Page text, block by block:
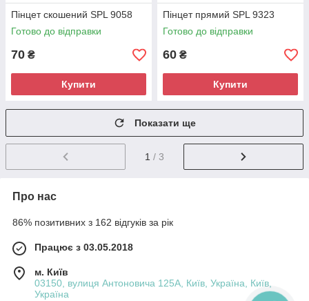
Пінцет скошений SPL 9058
Готово до відправки
70 ₴
Купити
Пінцет прямий SPL 9323
Готово до відправки
60 ₴
Купити
Показати ще
1 / 3
Про нас
86% позитивних з 162 відгуків за рік
Працює з 03.05.2018
м. Київ
03150, вулиця Антоновича 125А, Київ, Україна, Київ,
Україна